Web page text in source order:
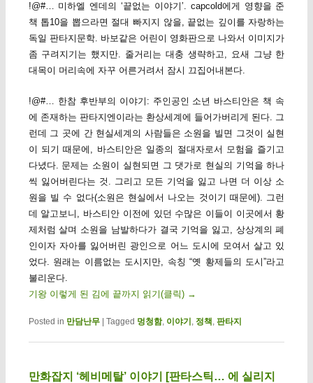
!@#… 미하엘 엔데의 ‘끝없는 이야기’. capcold에게 영향을 준
책 톱10을 뽑으라면 절대 빠지지 않을, 끝없는 깊이를 자랑하는
독일 판타지문학. 바보같은 어린이 영화판으로 나와서 이미지가
좀 구려지기는 했지만. 줄거리는 대충 생략하고, 요새 그냥 한
대목이 머리속에 자꾸 어른거려서 잠시 끄집어내본다.
!@#… 한참 후반부의 이야기: 주인공인 소년 바스티안은 책 속
에 존재하는 판타지엔이라는 환상세계에 들어가버리게 된다. 그
런데 그 곳에 간 현실세계의 사람들은 소원을 빌면 그것이 실현
이 되기 때문에, 바스티안은 일종의 절대자로서 모험을 즐기고
다녔다. 문제는 소원이 실현되면 그 댓가로 현실의 기억을 하나
씩 잃어버린다는 것. 그리고 모든 기억을 잃고 나면 더 이상 소
원을 빌 수 없다(소원은 현실에서 나오는 것이기 때문에). 그런
데 알고보니, 바스티안 이전에 있던 수많은 이들이 이곳에서 황
제처럼 살며 소원을 남발하다가 결국 기억을 잃고, 상상계의 폐
인이자 자아를 잃어버린 광인으로 어느 도시에 모여서 살고 있
었다. 원래는 이름없는 도시지만, 속칭 “옛 황제들의 도시”라고
불리운다.
기왕 이렇게 된 김에 끝까지 읽기(클릭) →
Posted in 만담난무 Tagged 멍청함, 이야기 , 정책 , 판타지
만화잡지 ‘헤비메탈’ 이야기 [판타스틱… 에 실리지